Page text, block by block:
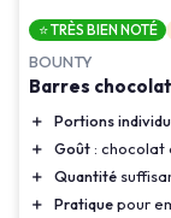
⭐ TRÈS BIEN NOTÉ
BOUNTY
Barres
＋ Portions
＋
Goût : chocolat
＋
Quantité
＋
Pratiquepour